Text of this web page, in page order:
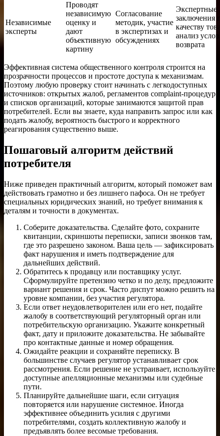
Независимые
эксперты
Проводят
независимую
оценку и
дают
объективную
картину
Согласование
методик, участие
в экспертизах и
обсуждениях
Экспертные
заключения
качеству
анализ
возврата
Эффективная система общественного контроля строится на
прозрачности процессов и простоте доступа к механизмам.
Поэтому любую проверку стоит начинать с легкодоступных
источников: открытых жалоб, регламентов complaint-процедур
и списков организаций, которые занимаются защитой прав
потребителей. Если вы знаете, куда направить запрос или как
подать жалобу, вероятность быстрого и корректного
реагирования существенно выше.
Пошаговый алгоритм действий
потребителя
Ниже приведен практичный алгоритм, который поможет вам
действовать грамотно и без лишнего пафоса. Он не требует
специальных юридических знаний, но требует внимания к
деталям и точности в документах.
Соберите доказательства. Сделайте фото, сохраните
квитанции, скриншоты переписки, записи звонков там,
где это разрешено законом. Ваша цель — зафиксировать
факт нарушения и иметь подтверждение для
дальнейших действий.
Обратитесь к продавцу или поставщику услуг.
Сформулируйте претензию четко и по делу, предложите
вариант решения и срок. Часто диспут можно решить на
уровне компании, без участия регулятора.
Если ответ неудовлетворителен или его нет, подайте
жалобу в соответствующий регуляторный орган или
потребительскую организацию. Укажите конкретный
факт, дату и приложите доказательства. Не забывайте
про контактные данные и номер обращения.
Ожидайте реакции и сохраняйте переписку. В
большинстве случаев регулятор устанавливает срок
рассмотрения. Если решение не устраивает, используйте
доступные апелляционные механизмы или судебные
пути.
Планируйте дальнейшие шаги, если ситуация
повторяется или нарушение системное. Иногда
эффективнее объединить усилия с другими
потребителями, создать коллективную жалобу и
предъявлять более весомые требования.